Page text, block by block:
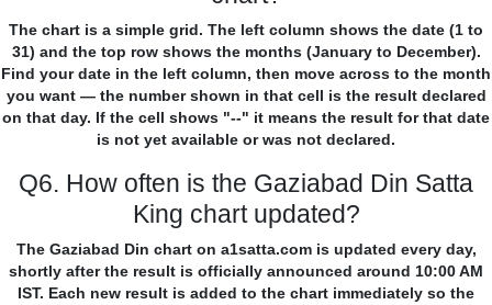
The chart is a simple grid. The left column shows the date (1 to
31) and the top row shows the months (January to December).
Find your date in the left column, then move across to the month
you want — the number shown in that cell is the result declared
on that day. If the cell shows "--" it means the result for that date
is not yet available or was not declared.
Q6. How often is the Gaziabad Din Satta
King chart updated?
The Gaziabad Din chart on a1satta.com is updated every day,
shortly after the result is officially announced around 10:00 AM
IST. Each new result is added to the chart immediately so the